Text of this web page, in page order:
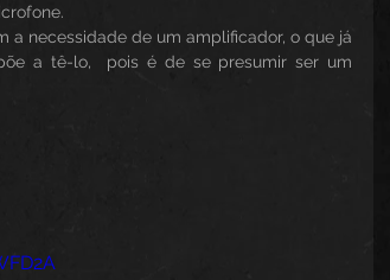
a necessidade de um amplificador, o que já
a tê-lo,  pois é de se presumir ser um